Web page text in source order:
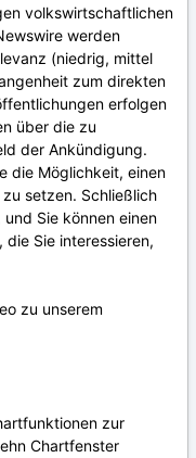
volkswirtschaftlichen
werden
(niedrig, mittel
zum direkten
erfolgen
über die zu
der Ankündigung.
die Möglichkeit, einen
setzen. Schließlich
Sie können einen
Sie interessieren,
zu unserem
zur
Chartfenster